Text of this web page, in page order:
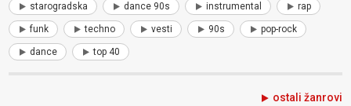
starogradska dance 90s instrumental rap
funk techno vesti 90s pop-rock
dance top 40
ostali žanrovi